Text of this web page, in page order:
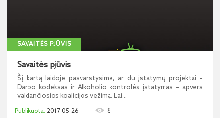
SAVAITĖS PJŪVIS
Savaitės pjūvis
Šį kartą laidoje pasvarstysime, ar du įstatymų projektai –
Darbo kodeksas ir Alkoholio kontrolės įstatymas – apvers
valdančiosios koalicijos vežimą. Lai...
2017-05-26 8